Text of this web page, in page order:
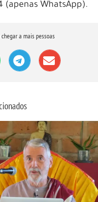
(apenas WhatsApp).
a mais pessoas